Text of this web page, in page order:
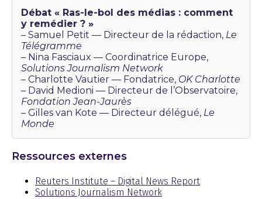
Débat « Ras-le-bol des médias : comment
y remédier ? »
– Samuel Petit — Directeur de la rédaction, Le
Télégramme
– Nina Fasciaux — Coordinatrice Europe,
Solutions Journalism Network
– Charlotte Vautier — Fondatrice, OK Charlotte
– David Medioni — Directeur de l’Observatoire,
Fondation Jean-Jaurès
– Gilles van Kote — Directeur délégué, Le
Monde
Ressources externes
Reuters Institute – Digital News Report
Solutions Journalism Network